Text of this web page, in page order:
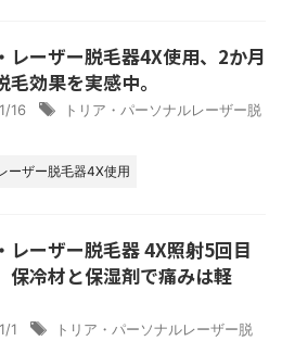
レーザー脱毛器4X使用、2か月
毛効果を実感中。
16
トリア・パーソナルレーザー脱
ーザー脱毛器4X使用
レーザー脱毛器 4X照射5回目
保冷材と保湿剤で痛みは軽
1
トリア・パーソナルレーザー脱